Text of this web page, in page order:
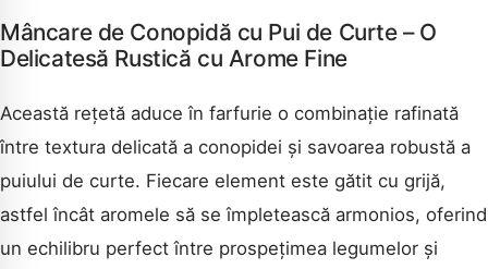
Mâncare de Conopidă cu Pui de Curte – O
Delicatesă Rustică cu Arome Fine
Această rețetă aduce în farfurie o combinație rafinată
între textura delicată a conopidei și savoarea robustă a
puiului de curte. Fiecare element este gătit cu grijă,
astfel încât aromele să se împletească armonios, oferind
un echilibru perfect între prospețimea legumelor și